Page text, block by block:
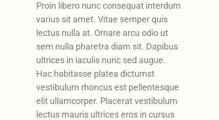
Proin libero nunc consequat interdum
varius sit amet. Vitae semper quis
lectus nulla at. Ornare arcu odio ut
sem nulla pharetra diam sit. Dapibus
ultrices in iaculis nunc sed augue.
Hac habitasse platea dictumst
vestibulum rhoncus est pellentesque
elit ullamcorper. Placerat vestibulum
lectus mauris ultrices eros in cursus